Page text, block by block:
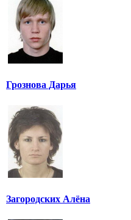
Грознова Дарья
Загородских Алёна